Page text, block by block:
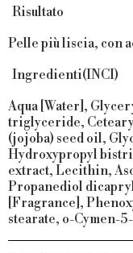
Risultato
Pelle più liscia, con
Ingredienti(INCI)
Aqua [Water],
triglyceride,
(jojoba) seed oil,
Hydroxypropyl
extract, Lecithin,
Propanediol
[Fragrance],
stearate, o-Cymen-